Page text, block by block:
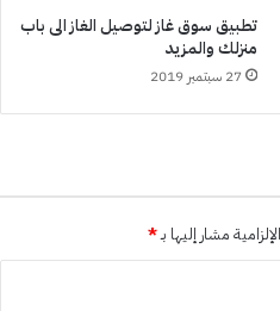
تطبيق سوق غاز لتوصيل الغاز الى باب
منزلك والمزيد
27 سبتمبر 2019
مشار إليها بـ*